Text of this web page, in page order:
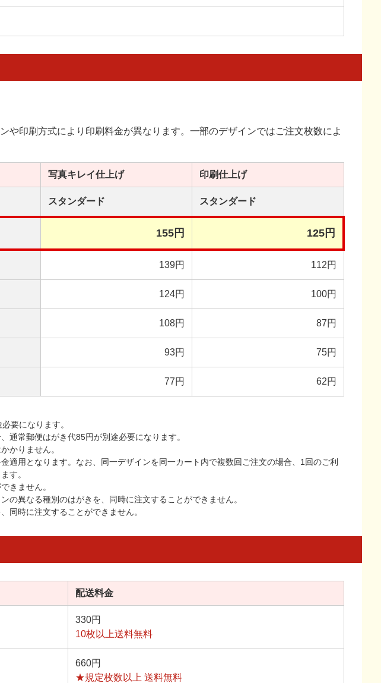
や印刷方式により印刷料金が異なります。一部のデザインではご注文枚数によ
写真キレイ仕上げ 印刷仕上げ
スタンダード スタンダード
155円 125円
139円 112円
124円 100円
108円 87円
93円 75円
77円 62円
要になります。
通常郵便はがき代85円が別途必要になります。
かりません。
適用となります。なお、同一デザインを同一カート内で複数回ご注文の場合、1回のご利
す。
きません。
異なる種別のはがきを、同時に注文することができません。
同時に注文することができません。
配送料金
330円
10枚以上送料無料
660円
★規定枚数以上 送料無料